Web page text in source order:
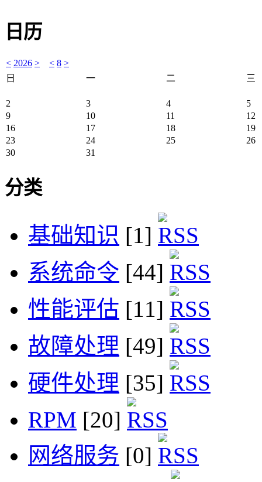
日历
< 2026 > < 8 >
日
一 二 三
2 3 4
5
9
10 11
12
16
17 18
19
23
24 25
26
30
31
分类
基础知识 [1]
系统命令 [44]
性能评估 [11]
故障处理 [49]
硬件处理 [35]
RPM [20]
网络服务 [0]